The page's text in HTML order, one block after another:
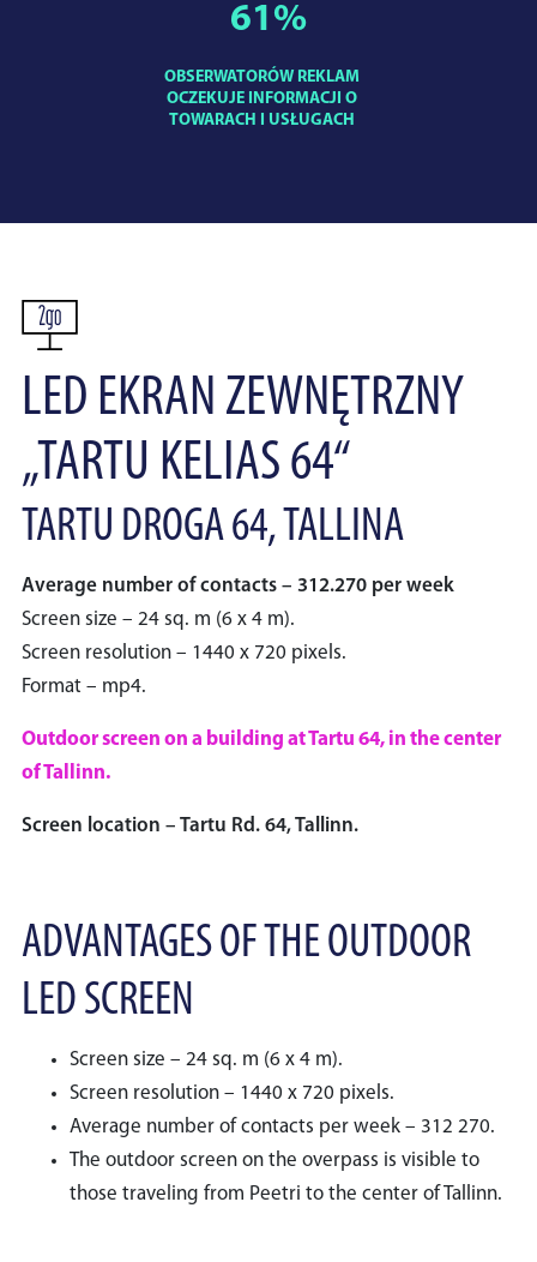
OBSERWATORÓW REKLAM
OCZEKUJE INFORMACJI O
TOWARACH I USŁUGACH
61%
LED EKRAN ZEWNĘTRZNY
„TARTU KELIAS 64“
TARTU DROGA 64, TALLINA
Average number of contacts – 312.270 per week
Screen size – 24 sq. m (6 x 4 m).
Screen resolution – 1440 x 720 pixels.
Format – mp4.
Outdoor screen on a building at Tartu 64, in the center
of Tallinn.
Screen location – Tartu Rd. 64, Tallinn.
ADVANTAGES OF THE OUTDOOR
LED SCREEN
Screen size – 24 sq. m (6 x 4 m).
Screen resolution – 1440 x 720 pixels.
Average number of contacts per week – 312 270.
The outdoor screen on the overpass is visible to
those traveling from Peetri to the center of Tallinn.